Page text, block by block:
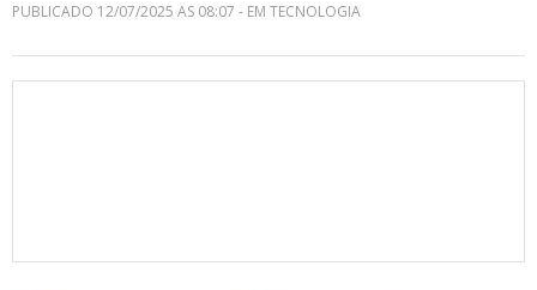
PUBLICADO 12/07/2025 AS 08:07 - EM TECNOLOGIA